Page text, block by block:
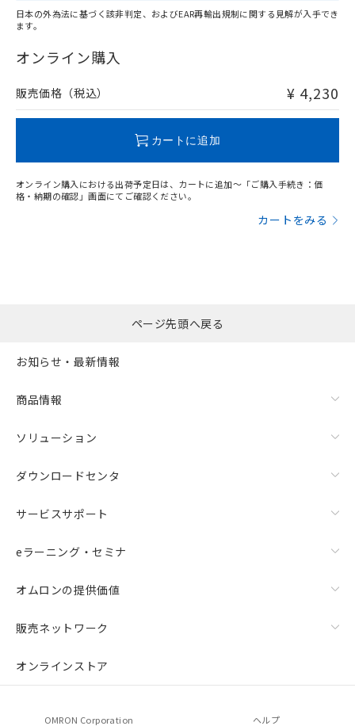
在庫等で未対応品が混在する可能性があります。
問い合わせください。
日本の外為法に基づく該非判定、およびEAR再輸出規制に関する見解が入手でき
ます。
オンライン購入
販売価格（税込） ¥ 4,230
カートに追加
オンライン購入における出荷予定日は、カートに追加～「ご購入手続き：価
格・納期の確認」画面にてご確認ください。
カートをみる
ページ先頭へ戻る
お知らせ・最新情報
商品情報
ソリューション
ダウンロードセンタ
サービスサポート
eラーニング・セミナ
オムロンの提供価値
販売ネットワーク
オンラインストア
OMRON Corporation ヘルプ